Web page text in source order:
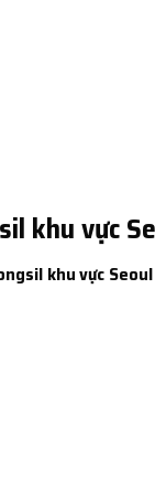
khu vực
khu vực